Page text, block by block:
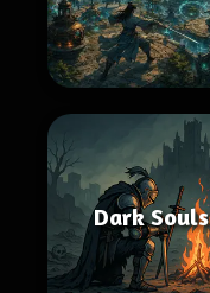
Dark Souls